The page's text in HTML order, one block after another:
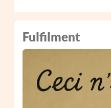
Fulfilment